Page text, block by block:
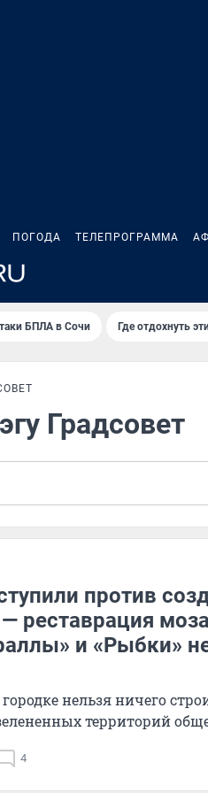
ПОГОДА ТЕЛЕПРОГРАММА
БПЛА в Сочи Где отдохнуть
Градсовет
против
реставрация
и «Рыбки»
нельзя ничего
территорий
4